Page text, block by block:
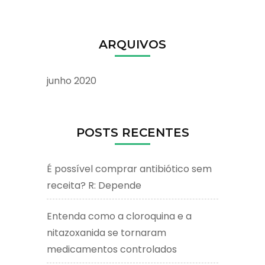
ARQUIVOS
junho 2020
POSTS RECENTES
É possível comprar antibiótico sem
receita? R: Depende
Entenda como a cloroquina e a
nitazoxanida se tornaram
medicamentos controlados